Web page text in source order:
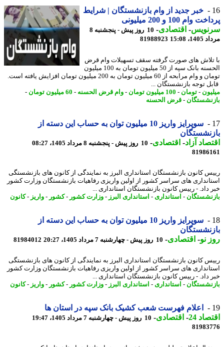
خبر جدید از وام بازنشستگان | شرایط
وام 100 و 200 میلیونی
-اقتصادی-
10 روز پیش - پنجشنبه 8
15:08
81988923
های صورت گرفته سقف تسهیلات وام قرض
الحسنه بانک سپه از 50 میلیون تومان به 100 میلیون
تومان و وام مرابحه از 60 میلیون تومان به 200 میلیون تومان افزایش یافته است.
توجه بازنشستگان ...
-تومان-100 میلیون تومان -وام قرض الحسنه-60 میلیون تومان
-
-قرض الحسنه
سوپرایز واریز 10 میلیون توان به حساب این دسته از
آزاد - اقتصادی-10 روز پیش - پنجشنبه 8 مرداد 1405، 08:27
کانون بازنشستگان استانداری البرز به نمایندگی از کانون های بازنشستگی
های سراسر کشور از اولین واریزی رفاهیات بازنشستگان وزارت کشور
داد. - رییس کانون بازنشستگان استانداری ...
-استانداری- استانداری البرز -وزارت کشور-کشور-واریز- کانون
سوپرایز واریز 10 میلیون توان به حساب این دسته از
نو- اقتصادی-10 روز پیش - چهارشنبه 7 مرداد 1405، 20:27 81984012
کانون بازنشستگان استانداری البرز به نمایندگی از کانون های بازنشستگی
های سراسر کشور از اولین واریزی رفاهیات بازنشستگان وزارت کشور
داد. - رییس کانون بازنشستگان استانداری ...
-استانداری- استانداری البرز -وزارت کشور-کشور-واریز- کانون
اعلام فهرست شعب کشیک بانک سپه در استان ها
24
-اقتصادی-10 روز پیش - چهارشنبه 7 مرداد 1405، 19:47